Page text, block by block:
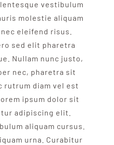
vestibulum
molestie aliquam
eleifend risus.
sed elit pharetra
Nullam nunc justo,
nec, pharetra sit
rutrum diam vel est
ipsum dolor sit
adipiscing elit.
aliquam cursus.
urna. Curabitur